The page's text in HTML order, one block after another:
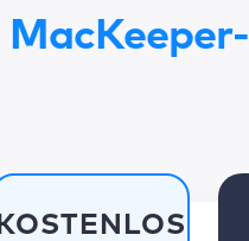
MacKeeper-
KOSTENLOS